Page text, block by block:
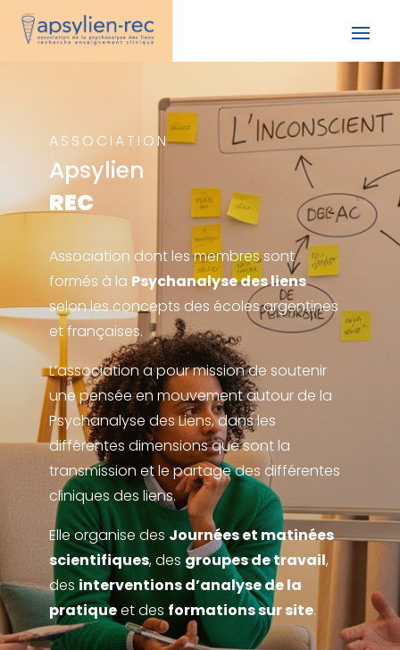
ASSOCIATION
Apsylien
REC
Association dont les membres sont
formés à la Psychanalyse des liens
selon les concepts des écoles argentines
et françaises.
L’association a pour mission de soutenir
une pensée en mouvement autour de la
Psychanalyse des Liens, dans les
différentes dimensions que sont la
transmission et le partage des différentes
cliniques des liens.
Elle organise des Journées et matinées
scientifiques, des groupes de travail,
des interventions d’analyse de la
pratiqueet des formations sur site.